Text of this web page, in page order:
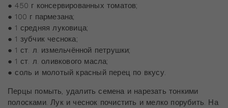
● 450 г консервированных томатов;
● 100 г пармезана;
● 1 средняя луковица;
● 1 зубчик чеснока;
● 1 ст. л. измельчённой петрушки;
● 1 ст. л. оливкового масла;
● соль и молотый красный перец по вкусу.
Перцы помыть, удалить семена и нарезать тонкими
полосками. Лук и чеснок почистить и мелко порубить. На